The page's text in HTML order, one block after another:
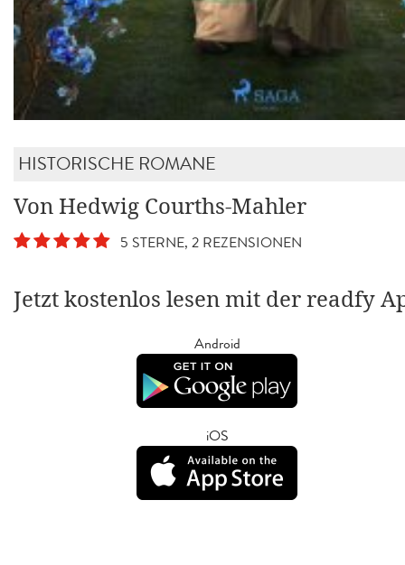
HISTORISCHE ROMANE
Von Hedwig Courths-Mahler
5 STERNE, 2 REZENSIONEN
Jetzt kostenlos lesen mit der readfy
Android
iOS